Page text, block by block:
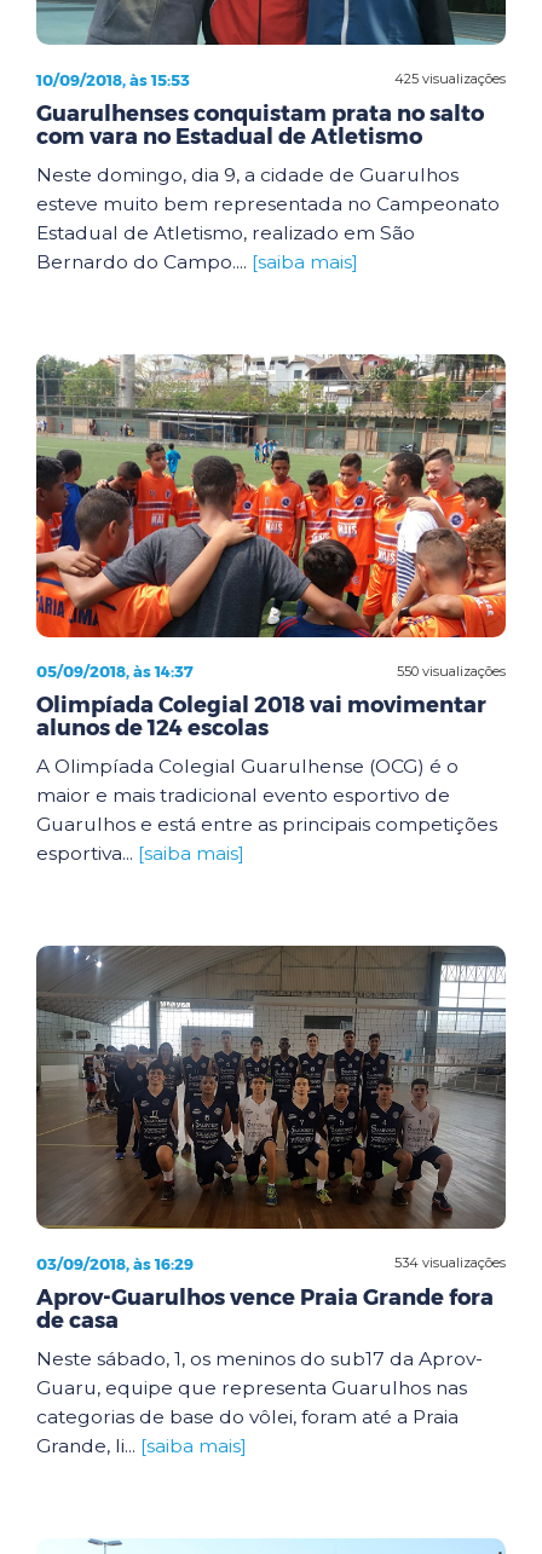
425 visualizações
10/09/2018, às 15:53
Guarulhenses conquistam prata no salto
com vara no Estadual de Atletismo
Neste domingo, dia 9, a cidade de Guarulhos
esteve muito bem representada no Campeonato
Estadual de Atletismo, realizado em São
Bernardo do Campo.... [saiba mais]
550 visualizações
05/09/2018, às 14:37
Olimpíada Colegial 2018 vai movimentar
alunos de 124 escolas
A Olimpíada Colegial Guarulhense (OCG) é o
maior e mais tradicional evento esportivo de
Guarulhos e está entre as principais competições
esportiva... [saiba mais]
534 visualizações
03/09/2018, às 16:29
Aprov-Guarulhos vence Praia Grande fora
de casa
Neste sábado, 1, os meninos do sub17 da Aprov-
Guaru, equipe que representa Guarulhos nas
categorias de base do vôlei, foram até a Praia
Grande, li... [saiba mais]